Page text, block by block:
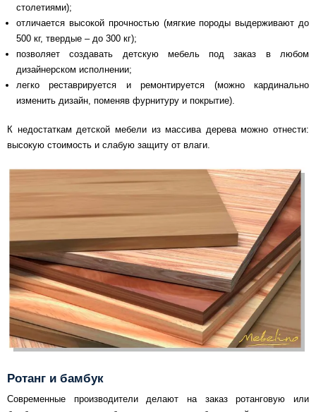
столетиями);
отличается высокой прочностью (мягкие породы выдерживают до
500 кг, твердые – до 300 кг);
позволяет создавать детскую мебель под заказ в любом
дизайнерском исполнении;
легко реставрируется и ремонтируется (можно кардинально
изменить дизайн, поменяв фурнитуру и покрытие).
К недостаткам детской мебели из массива дерева можно отнести:
высокую стоимость и слабую защиту от влаги.
Ротанг и бамбук
Современные производители делают на заказ ротанговую или